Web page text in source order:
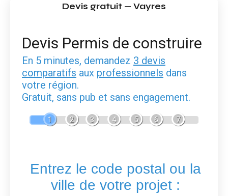
Devis gratuit — Vayres
Devis Permis de construire
En 5 minutes, demandez 3 devis
comparatifs aux professionnels dans
votre région.
Gratuit, sans pub et sans engagement.
1 2 3 4 5 6 7
Entrez le code postal ou la
ville de votre projet :